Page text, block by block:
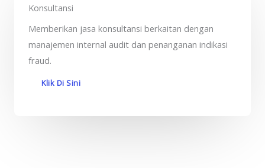
Konsultansi
Memberikan jasa konsultansi berkaitan dengan
manajemen internal audit dan penanganan indikasi
fraud.
Klik Di Sini